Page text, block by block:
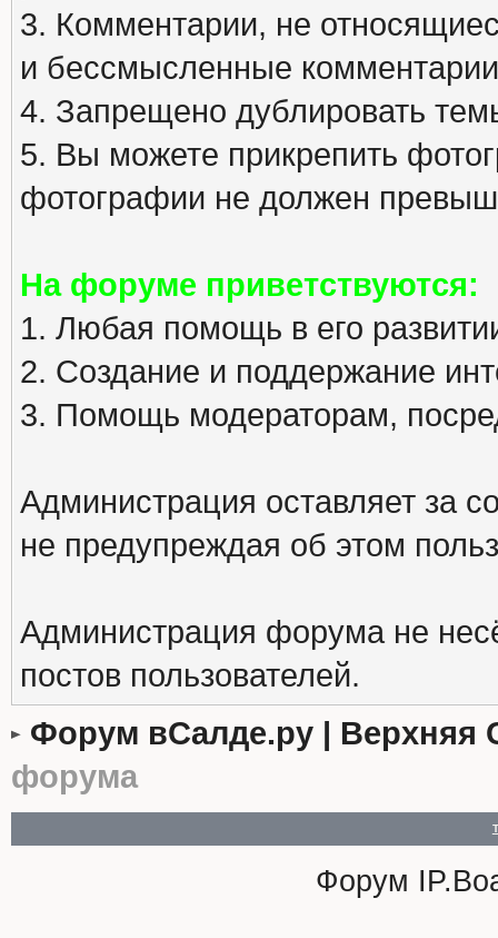
3. Комментарии, не
и бессмысленные
4. Запрещено дублировать
5. Вы можете прикрепить
фотографии не должен
На форуме приветствуются:
1. Любая помощь в его
2. Создание и поддержание
3. Помощь модераторам,
Администрация оставляет за
не предупреждая об этом
Администрация форума не
постов пользователей.
Форум вСалде.ру | Верхняя
форума
Форум